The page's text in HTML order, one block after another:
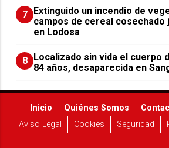
7 Extinguido un incendio de
campos de cereal cosechado
en Lodosa
8 Localizado sin vida el cuerpo
84 años, desaparecida en
Inicio Quiénes Somos
Aviso Legal
Cookies Seguridad